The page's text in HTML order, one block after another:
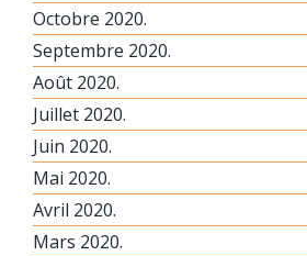
Octobre 2020.
Septembre 2020.
Août 2020.
Juillet 2020.
Juin 2020.
Mai 2020.
Avril 2020.
Mars 2020.